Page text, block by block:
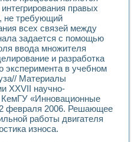
правых
не требующий
всех связей между
задается с помощью
ввода множителя
и разработка
эксперимента в учебном
Материалы
XXVII научно-
КемГУ «Инновационные
февраля 2006. Решающее
работы двигателя
износа.